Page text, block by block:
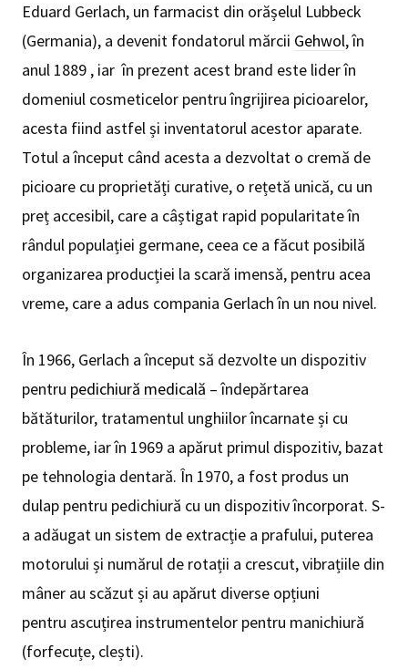
Eduard Gerlach, un farmacist din orășelul Lubbeck
(Germania), a devenit fondatorul mărcii Gehwol, în
anul 1889 , iar în prezent acest brand este lider în
domeniul cosmeticelor pentru îngrijirea picioarelor,
acesta fiind astfel și inventatorul acestor aparate.
Totul a început când acesta a dezvoltat o cremă de
picioare cu proprietăți curative, o rețetă unică, cu un
preț accesibil, care a câștigat rapid popularitate în
rândul populației germane, ceea ce a făcut posibilă
organizarea producției la scară imensă, pentru acea
vreme, care a adus compania Gerlach în un nou nivel.
În 1966, Gerlach a început să dezvolte un dispozitiv
pentru pedichiură medicală – îndepărtarea
bătăturilor, tratamentul unghiilor încarnate și cu
probleme, iar în 1969 a apărut primul dispozitiv, bazat
pe tehnologia dentară. În 1970, a fost produs un
dulap pentru pedichiură cu un dispozitiv încorporat. S-
a adăugat un sistem de extracție a prafului, puterea
motorului și numărul de rotații a crescut, vibrațiile din
mâner au scăzut și au apărut diverse opțiuni
pentru ascuțirea instrumentelor pentru manichiură
(forfecuțe, clești).